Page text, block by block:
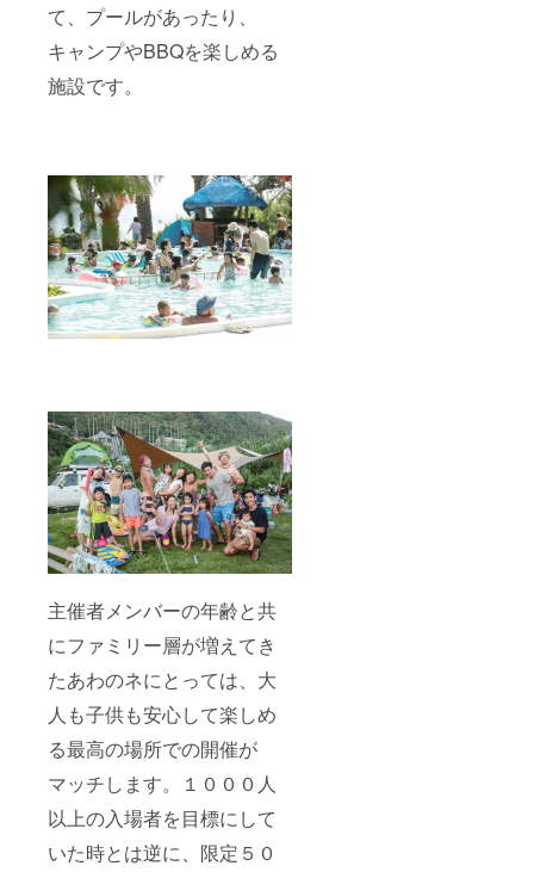
て、プールがあったり、
キャンプやBBQを楽しめる
施設です。
主催者メンバーの年齢と共
にファミリー層が増えてき
たあわのネにとっては、大
人も子供も安心して楽しめ
る最高の場所での開催が
マッチします。１０００人
以上の入場者を目標にして
いた時とは逆に、限定５０